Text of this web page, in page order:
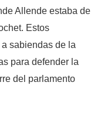
Allende estaba de
Estos
sabiendas de la
para defender la
del parlamento